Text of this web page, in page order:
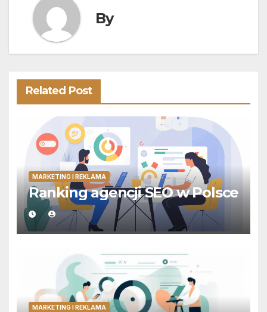
By
Related Post
MARKETING I REKLAMA
Ranking agencji SEO w Polsce
MARKETING I REKLAMA